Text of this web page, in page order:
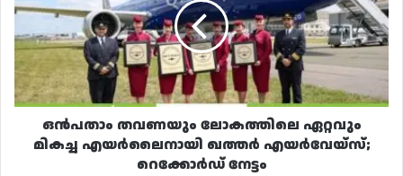
ഏറ്റവും
മികച്ച
എയർലൈനായി
ഖത്തർ
എയർവേയ്‌സ്;
റെക്കോർഡ്
നേട്ടംഒൻപതാം തവണയും ലോകത്തിലെ ഏറ്റവും
മികച്ച എയർലൈനായി ഖത്തർ എയർവേയ്‌സ്;
റെക്കോർഡ് നേട്ടം